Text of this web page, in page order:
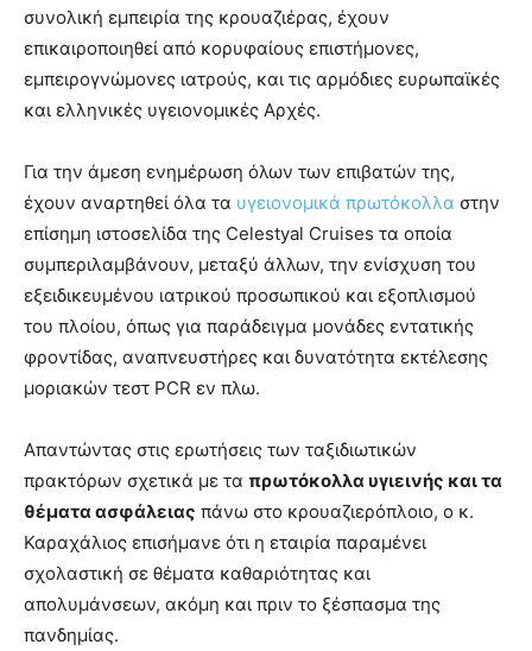
συνολική εμπειρία της κρουαζιέρας, έχουν
επικαιροποιηθεί από κορυφαίους επιστήμονες,
εμπειρογνώμονες ιατρούς, και τις αρμόδιες ευρωπαϊκές
και ελληνικές υγειονομικές Αρχές.
Για την άμεση ενημέρωση όλων των επιβατών της,
έχουν αναρτηθεί όλα τα υγειονομικά πρωτόκολλα στην
επίσημη ιστοσελίδα της Celestyal Cruises τα οποία
συμπεριλαμβάνουν, μεταξύ άλλων, την ενίσχυση του
εξειδικευμένου ιατρικού προσωπικού και εξοπλισμού
του πλοίου, όπως για παράδειγμα μονάδες εντατικής
φροντίδας, αναπνευστήρες και δυνατότητα εκτέλεσης
μοριακών τεστ PCR εν πλω.
Απαντώντας στις ερωτήσεις των ταξιδιωτικών
πρακτόρων σχετικά με τα πρωτόκολλα υγιεινής και τα
θέματα ασφάλειας πάνω στο κρουαζιερόπλοιο, ο κ.
Καραχάλιος επισήμανε ότι η εταιρία παραμένει
σχολαστική σε θέματα καθαριότητας και
απολυμάνσεων, ακόμη και πριν το ξέσπασμα της
πανδημίας.